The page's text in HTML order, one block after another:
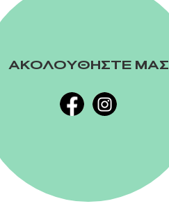
ΑΚΟΛΟΥΘΗΣΤΕ ΜΑΣ